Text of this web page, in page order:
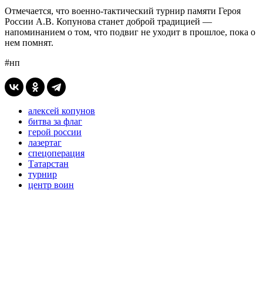
Отмечается, что военно-тактический турнир памяти Героя
России А.В. Копунова станет доброй традицией —
напоминанием о том, что подвиг не уходит в прошлое, пока о
нем помнят.
#нп
алексей копунов
битва за флаг
герой россии
лазертаг
спецоперация
Татарстан
турнир
центр воин